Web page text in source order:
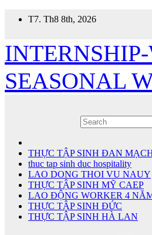
T7. Th8 8th, 2026
SEASONAL
THỰC TẬP SINH ĐAN
thuc tap sinh duc hospitality
LAO DONG THOI VU NAUY
THỰC TẬP SINH MỸ CAEP
LAO ĐỘNG WORKER 4
THỰC TẬP SINH ĐỨC
THỰC TẬP SINH HÀ LAN